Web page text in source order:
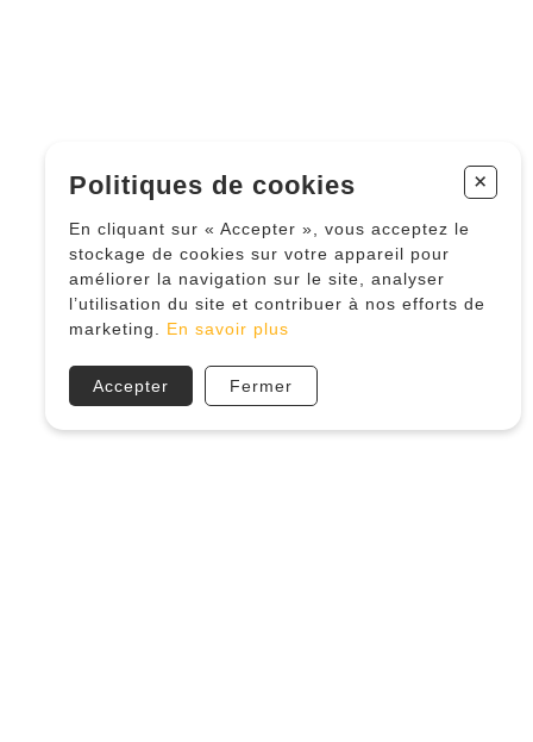
Politiques de cookies +
En cliquant sur « Accepter », vous acceptez le
stockage de cookies sur votre appareil pour
améliorer la navigation sur le site, analyser
l’utilisation du site et contribuer à nos efforts de
marketing.
En savoir plus
Accepter Fermer